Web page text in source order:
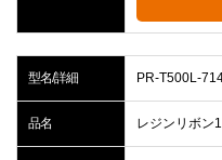
型名/詳細 PR-T500L-
品名 レジンリボン